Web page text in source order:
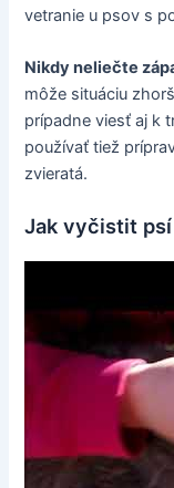
vetranie u psov s
Nikdy neliečte
môže situáciu
prípadne viesť aj k
používať tiež
zvieratá.
Jak vyčistit